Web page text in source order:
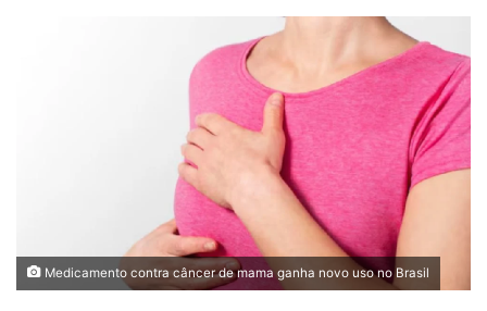
Medicamento contra câncer de mama ganha novo uso no Brasil